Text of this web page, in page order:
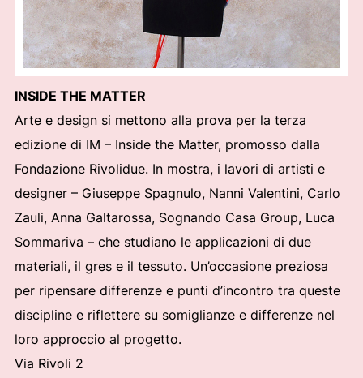
INSIDE THE MATTER
Arte e design si mettono alla prova per la terza
edizione di IM – Inside the Matter, promosso dalla
Fondazione Rivolidue. In mostra, i lavori di artisti e
designer – Giuseppe Spagnulo, Nanni Valentini, Carlo
Zauli, Anna Galtarossa, Sognando Casa Group, Luca
Sommariva – che studiano le applicazioni di due
materiali, il gres e il tessuto. Un’occasione preziosa
per ripensare differenze e punti d’incontro tra queste
discipline e riflettere su somiglianze e differenze nel
loro approccio al progetto.
Via Rivoli 2